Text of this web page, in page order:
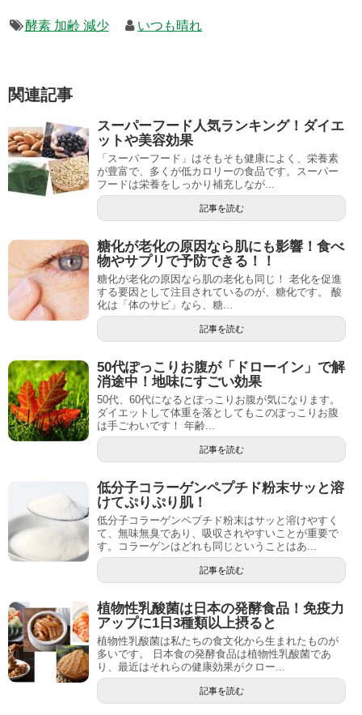
酵素 加齢 減少 いつも晴れ
関連記事
スーパーフード人気ランキング！ダイエ
ットや美容効果
「スーパーフード」はそもそも健康によく、栄養素
が豊富で、多くが低カロリーの食品です。スーパー
フードは栄養をしっかり補充しなが...
記事を読む
糖化が老化の原因なら肌にも影響！食べ
物やサプリで予防できる！！
糖化が老化の原因なら肌の老化も同じ！ 老化を促進
する要因として注目されているのが、糖化です。 酸
化は「体のサビ」なら、糖...
記事を読む
50代ぽっこりお腹が「ドローイン」で解
消途中！地味にすごい効果
50代、60代になるとぽっこりお腹が気になります。
ダイエットして体重を落としてもこのぽっこりお腹
は手ごわいです！ 年齢...
記事を読む
低分子コラーゲンペプチド粉末サッと溶
けてぷりぷり肌！
低分子コラーゲンペプチド粉末はサッと溶けやすく
て、無味無臭であり、吸収されやすいことが重要で
す。コラーゲンはどれも同じということはあ...
記事を読む
植物性乳酸菌は日本の発酵食品！免疫力
アップに1日3種類以上摂ると
植物性乳酸菌は私たちの食文化から生まれたものが
多いです。 日本食の発酵食品は植物性乳酸菌であ
り、最近はそれらの健康効果がクロー...
記事を読む